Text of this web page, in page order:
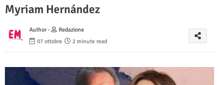
Myriam Hernández
Author -
Redazione
07 ottobre
2 minute read